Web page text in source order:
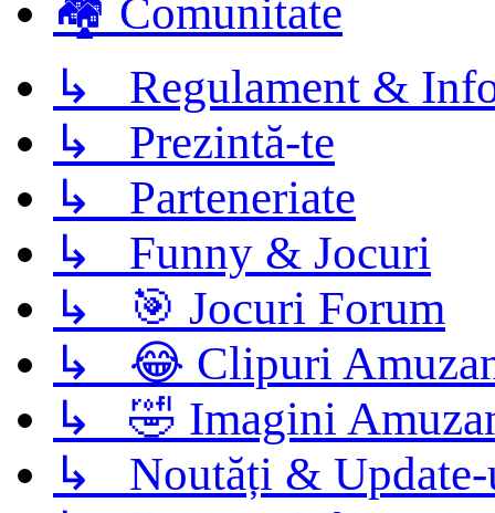
🏘️ Comunitate
↳ Regulament &
↳ Prezintă-te
↳ Parteneriate
↳ Funny & Jocuri
↳ 🎯 Jocuri Forum
↳ 😂 Clipuri
↳ 🤣 Imagini
↳ Noutăți &